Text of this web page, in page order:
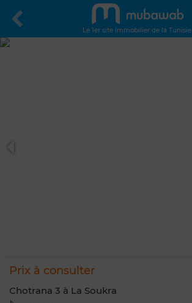
Le 1er site immobilier de la Tunisie
Prix à consulter
Chotrana 3 à La Soukra